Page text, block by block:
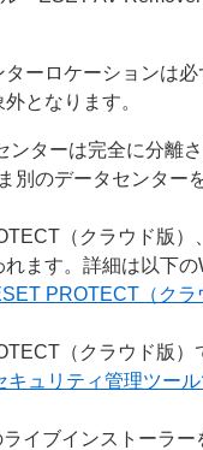
ターロケーションは
となります。
ンターは完全に分離
別のデータセンター
（クラウド版
れます。詳細は以下
PROTECT（ク
（クラウド版
キュリティ管理ツー
ライブインストーラ